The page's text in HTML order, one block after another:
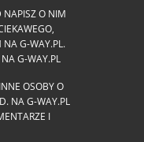
NAPISZ O NIM
NA G-WAY.PL.
NA G-WAY.PL
OSOBY O
NA G-WAY.PL
I